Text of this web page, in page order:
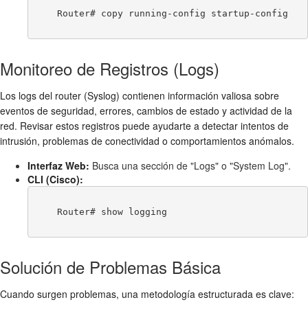
Monitoreo de Registros (Logs)
Los logs del router (Syslog) contienen información valiosa sobre
eventos de seguridad, errores, cambios de estado y actividad de la
red. Revisar estos registros puede ayudarte a detectar intentos de
intrusión, problemas de conectividad o comportamientos anómalos.
Interfaz Web: Busca una sección de "Logs" o "System Log".
CLI (Cisco):
Solución de Problemas Básica
Cuando surgen problemas, una metodología estructurada es clave: